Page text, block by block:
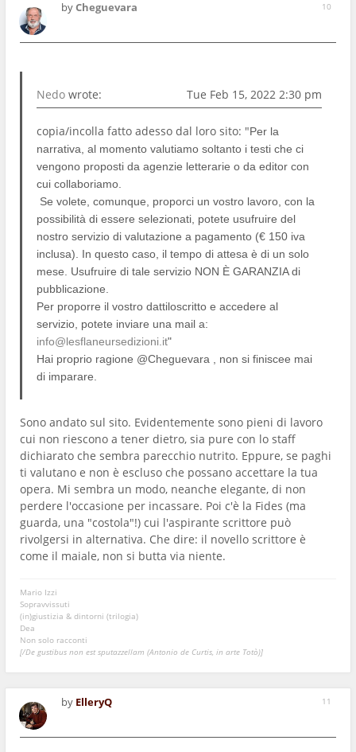
10
byCheguevara
Nedo wrote: Tue Feb 15, 2022 2:30 pm
copia/incolla fatto adesso dal loro sito: " Per la
narrativa, al momento valutiamo soltanto i testi che ci
vengono proposti da agenzie letterarie o da editor con
cui collaboriamo.
Se volete, comunque, proporci un vostro lavoro, con la
possibilità di essere selezionati, potete usufruire del
nostro servizio di valutazione a pagamento (€ 150 iva
inclusa). In questo caso, il tempo di attesa è di un solo
mese. Usufruire di tale servizio NON È GARANZIA di
pubblicazione.
Per proporre il vostro dattiloscritto e accedere al
servizio, potete inviare una mail a:
info@lesflaneursedizioni.it"
Hai proprio ragione @Cheguevara , non si finiscee mai
di imparare.
Sono andato sul sito. Evidentemente sono pieni di lavoro
cui non riescono a tener dietro, sia pure con lo staff
dichiarato che sembra parecchio nutrito. Eppure, se paghi
ti valutano e non è escluso che possano accettare la tua
opera. Mi sembra un modo, neanche elegante, di non
perdere l'occasione per incassare. Poi c'è la Fides (ma
guarda, una "costola"!) cui l'aspirante scrittore può
rivolgersi in alternativa. Che dire: il novello scrittore è
come il maiale, non si butta via niente.
Mario Izzi
Sopravvissuti
(in)giustizia & dintorni (trilogia)
Dea
Non solo racconti
[/De gustibus non est sputazzellam (Antonio de Curtis, in arte Totò)]
11
by ElleryQ